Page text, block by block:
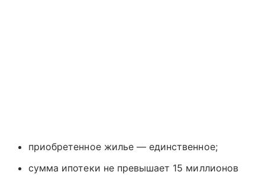
приобретенное жилье — единственное;
сумма ипотеки не превышает 15 миллионов